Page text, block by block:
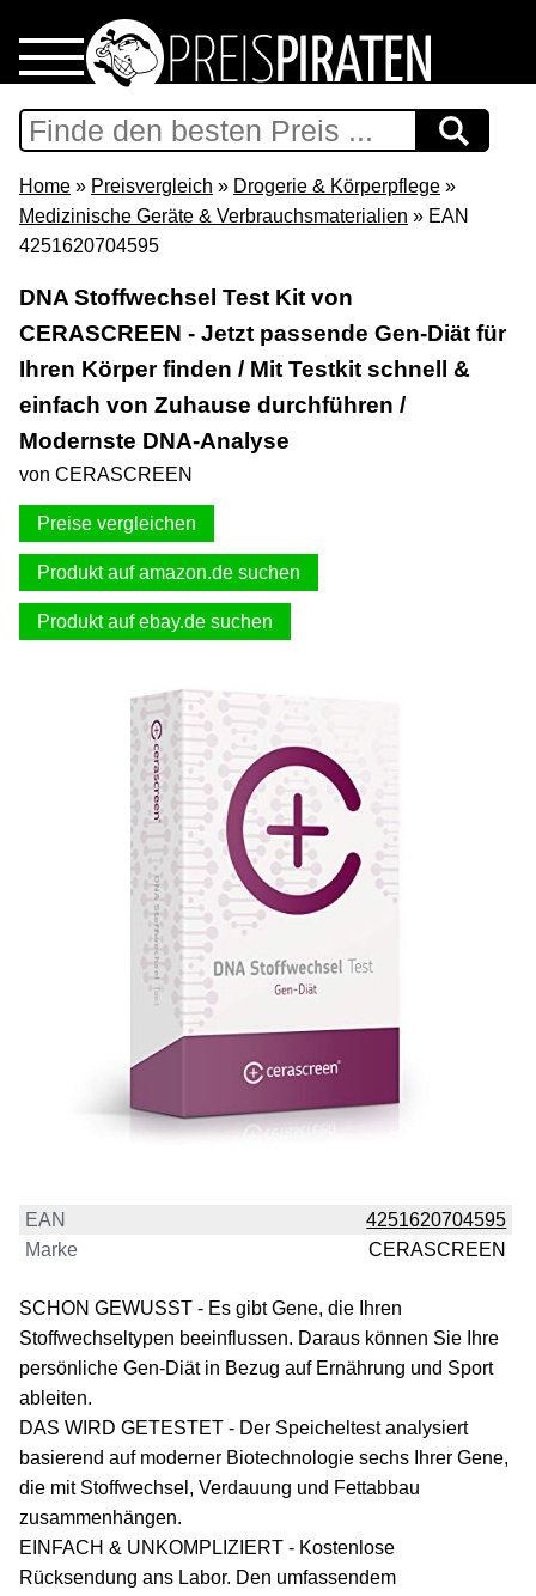
Home
Download
Preispiraten auf Facebook
Support & Newsletter
Presse
Datenschutz
Impressum
Home » Preisvergleich » Drogerie & Körperpflege »
Medizinische Geräte & Verbrauchsmaterialien » EAN
4251620704595
DNA Stoffwechsel Test Kit von
CERASCREEN - Jetzt passende Gen-Diät für
Ihren Körper finden / Mit Testkit schnell &
einfach von Zuhause durchführen /
Modernste DNA-Analyse
von CERASCREEN
Preise vergleichen
Produkt auf amazon.de suchen
Produkt auf ebay.de suchen
EAN
4251620704595
Marke
CERASCREEN
SCHON GEWUSST - Es gibt Gene, die Ihren
Stoffwechseltypen beeinflussen. Daraus können Sie Ihre
persönliche Gen-Diät in Bezug auf Ernährung und Sport
ableiten.
DAS WIRD GETESTET - Der Speicheltest analysiert
basierend auf moderner Biotechnologie sechs Ihrer Gene,
die mit Stoffwechsel, Verdauung und Fettabbau
zusammenhängen.
EINFACH & UNKOMPLIZIERT - Kostenlose
Rücksendung ans Labor. Den umfassendem